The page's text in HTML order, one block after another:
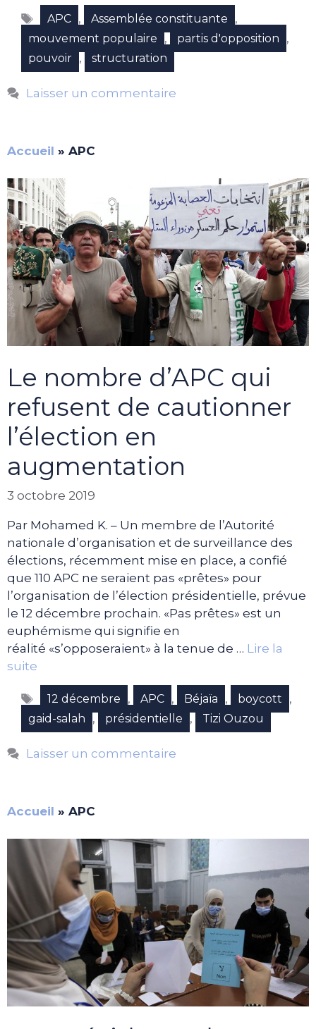
Étiquettes
APC , Assemblée constituante ,
mouvement populaire , partis d'opposition ,
pouvoir , structuration
Laisser un commentaire
Accueil » APC
Le nombre d’APC qui
refusent de cautionner
l’élection en
augmentation
3 octobre 2019
Par Mohamed K. – Un membre de l’Autorité
nationale d’organisation et de surveillance des
élections, récemment mise en place, a confié
que 110 APC ne seraient pas «prêtes» pour
l’organisation de l’élection présidentielle, prévue
le 12 décembre prochain. «Pas prêtes» est un
euphémisme qui signifie en
réalité «s’opposeraient» à la tenue de … Lire la
suite
Étiquettes
12 décembre , APC , Béjaïa , boycott ,
gaid-salah , présidentielle , Tizi Ouzou
Laisser un commentaire
Accueil » APC